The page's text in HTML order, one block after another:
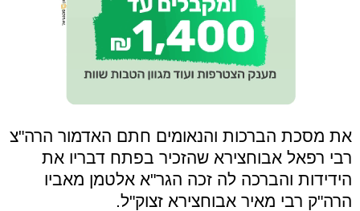
את מסכת הברכות והנאומים חתם האדמור הרה"צ
רבי רפאל אבוחצירא שהזכיר בפתח דבריו את
הידידות והברכה לה זכה הגר"א אלטמן מאביו
הרה"ק רבי מאיר אבוחצירא זצוק"ל.